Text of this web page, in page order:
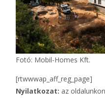
Fotó: Mobil-Homes Kft.
[rtwwwap_aff_reg_page]
Nyilatkozat: az